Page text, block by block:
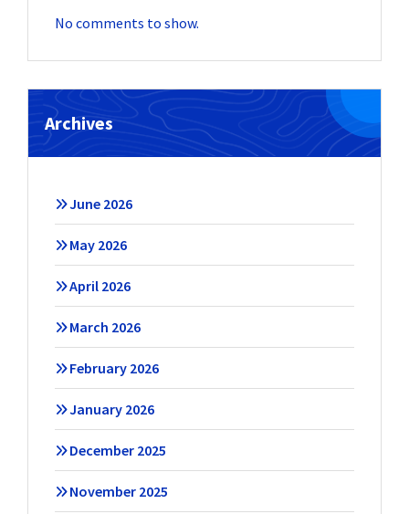
No comments to show.
Archives
June 2026
May 2026
April 2026
March 2026
February 2026
January 2026
December 2025
November 2025